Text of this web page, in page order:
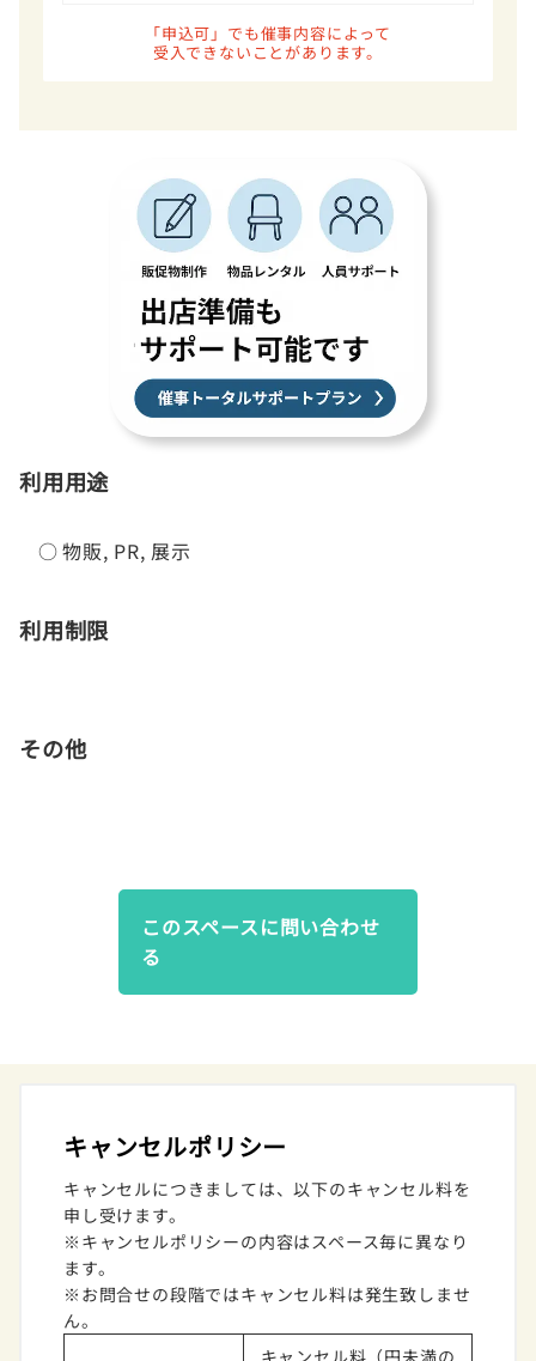
「申込可」でも催事内容によって
受入できないことがあります。
利用用途
○物販, PR, 展示
利用制限
その他
このスペースに問い合わせ
る
キャンセルポリシー
キャンセルにつきましては、以下のキャンセル料を
申し受けます。
※キャンセルポリシーの内容はスペース毎に異なり
ます。
※お問合せの段階ではキャンセル料は発生致しませ
ん。